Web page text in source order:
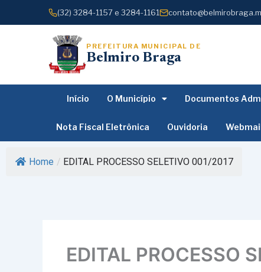
para
(32) 3284-1157 e 3284-1161
PREFEITURA MUNICIPAL DE
Belmiro Braga
Início O Município Documentos
Nota Fiscal Eletrônica Ouvidoria
Home / EDITAL PROCESSO SELETIVO 001/2017
EDITAL PROCESSO